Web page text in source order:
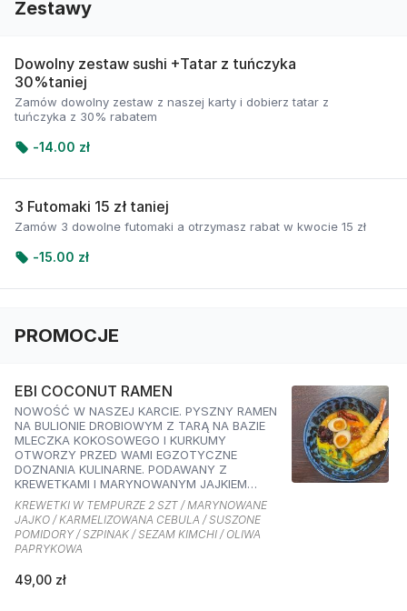
Zestawy
Dowolny zestaw sushi +Tatar z tuńczyka
30%taniej
Zamów dowolny zestaw z naszej karty i dobierz tatar z
tuńczyka z 30% rabatem
-14.00 zł
3 Futomaki 15 zł taniej
Zamów 3 dowolne futomaki a otrzymasz rabat w kwocie 15 zł
-15.00 zł
PROMOCJE
EBI COCONUT RAMEN
NOWOŚĆ W NASZEJ KARCIE. PYSZNY RAMEN
NA BULIONIE DROBIOWYM Z TARĄ NA BAZIE
MLECZKA KOKOSOWEGO I KURKUMY
OTWORZY PRZED WAMI EGZOTYCZNE
DOZNANIA KULINARNE. PODAWANY Z
KREWETKAMI I MARYNOWANYM JAJKIEM
ORAZ KARMELIZOWANĄ CEBULKĄ,
SZPINAKIEM, SUSZONYMI POMIDORAMI ORAZ
SEZAMEM O SMAKU KIMCHI I OLIWĄ
PAPRYKOWĄ
KREWETKI W TEMPURZE 2 SZT / MARYNOWANE
JAJKO / KARMELIZOWANA CEBULA / SUSZONE
POMIDORY / SZPINAK / SEZAM KIMCHI / OLIWA
PAPRYKOWA
49,00 zł